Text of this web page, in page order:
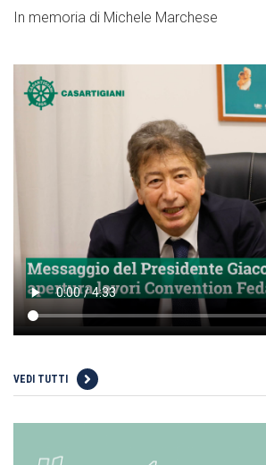
In memoria di Michele Marchese
VEDI TUTTI